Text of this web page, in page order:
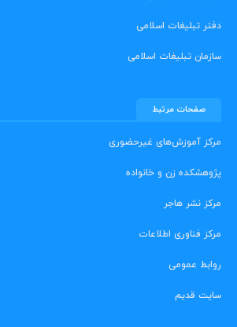
دفتر تبلیغات اسلامی
سازمان تبلیغات اسلامی
صفحات مرتبط
مرکز آموزش‌های غیرحضوری
پژوهشکده زن و خانواده
مرکز نشر هاجر
مرکز فناوری اطلاعات
روابط عمومی
سایت قدیم